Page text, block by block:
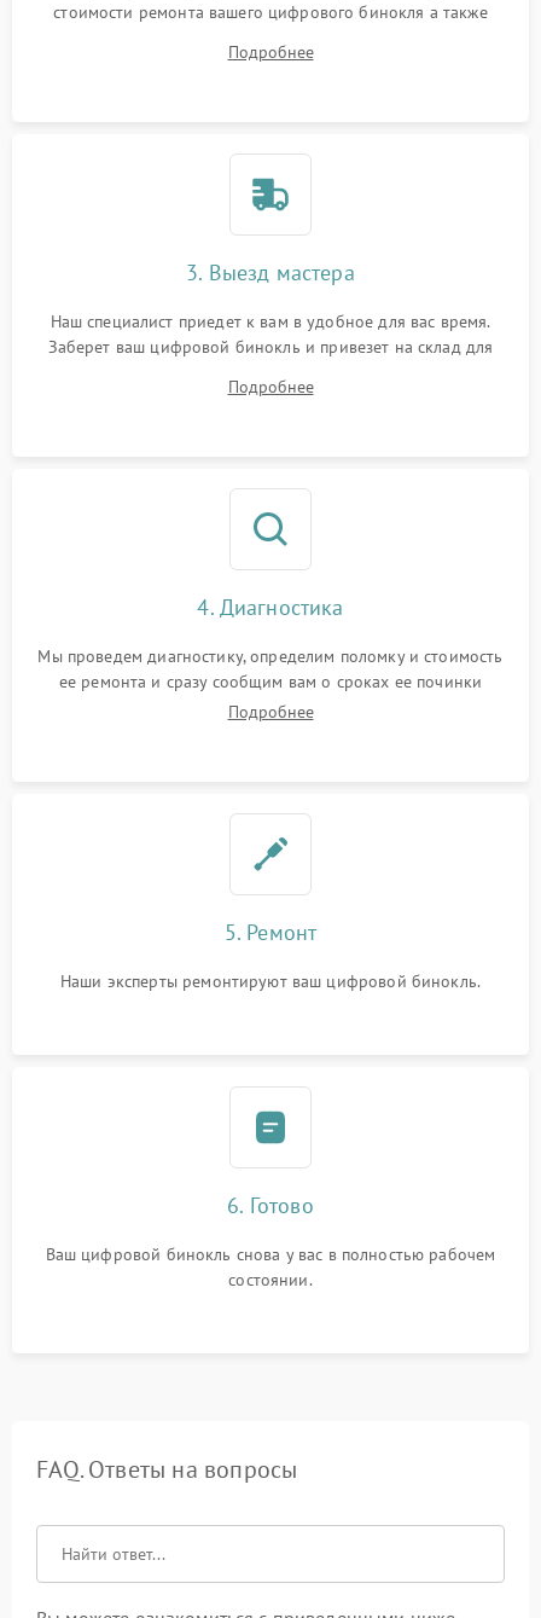
стоимости ремонта вашего цифрового бинокля а также
Подробнее
3. Выезд мастера
Наш специалист приедет к вам в удобное для вас время.
Заберет ваш цифровой бинокль и привезет на склад для
Подробнее
4. Диагностика
Мы проведем диагностику, определим поломку и стоимость
ее ремонта и сразу сообщим вам о сроках ее починки
Подробнее
5. Ремонт
Наши эксперты ремонтируют ваш цифровой бинокль.
6. Готово
Ваш цифровой бинокль снова у вас в полностью рабочем
состоянии.
FAQ. Ответы на вопросы